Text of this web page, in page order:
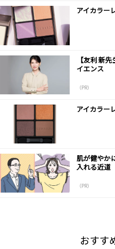
アイカラー
【友利 新
イエンス
（PR）
アイカラー
肌が健やか
入れる近道
（PR）
おすす